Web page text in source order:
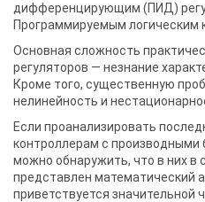
дифференцирующим (ПИД)
Программируемым логическим
Основная сложность
регуляторов — незнание
Кроме того, существенную
нелинейность и
Если проанализировать
контроллерам с производными
можно обнаружить, что в них в
представлен математический
приветствуется значительной